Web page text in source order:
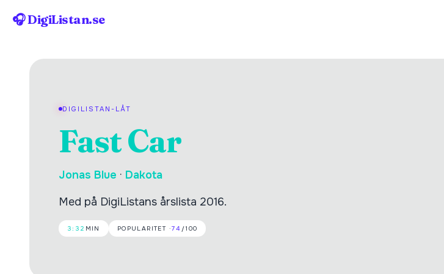
🎧 DigiListan.se
DIGILISTAN-LÅT
Fast Car
Jonas Blue · Dakota
Med på DigiListans årslista 2016.
3:32 MIN POPULARITET ·74 /100